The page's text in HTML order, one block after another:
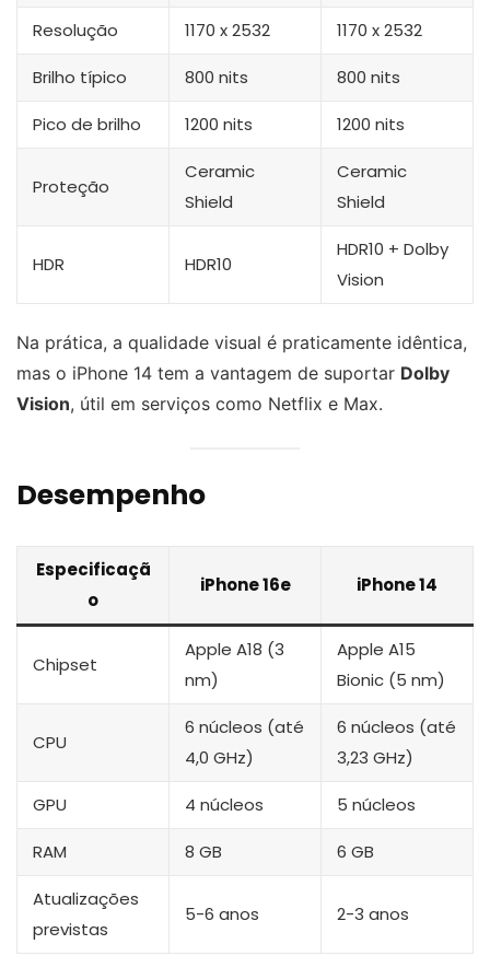
Resolução 1170 x 2532 1170 x 2532
Brilho típico 800 nits 800 nits
Pico de brilho 1200 nits 1200 nits
Proteção
Ceramic
Shield
Ceramic
Shield
HDR HDR10
HDR10 + Dolby
Vision
Na prática, a qualidade visual é praticamente idêntica,
mas o iPhone 14 tem a vantagem de suportar Dolby
Vision, útil em serviços como Netflix e Max.
Desempenho
Especificaçã
o
iPhone 16e iPhone 14
Chipset
Apple A18 (3
nm)
Apple A15
Bionic (5 nm)
CPU
6 núcleos (até
4,0 GHz)
6 núcleos (até
3,23 GHz)
GPU 4 núcleos 5 núcleos
RAM 8 GB 6 GB
Atualizações
previstas
5-6 anos 2-3 anos